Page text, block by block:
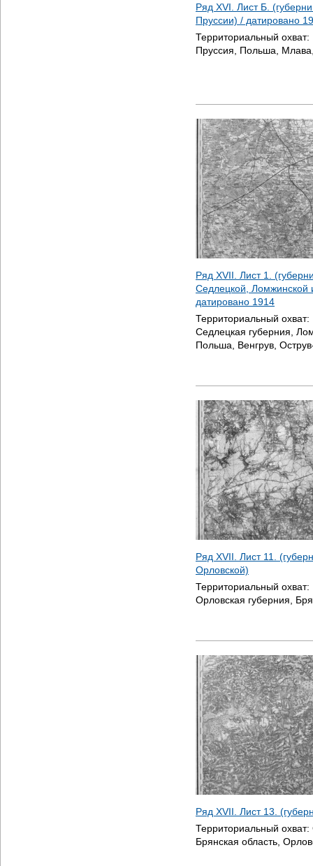
Ряд XVI. Лист Б.
Пруссии) / датировано
Территориальный охват:
Пруссия, Польша,
Ряд XVII. Лист 1.
Седлецкой, Ломжинской
датировано 1914
Территориальный охват:
Седлецкая губерния,
Польша, Венгрув,
Ряд XVII. Лист 11.
Орловской)
Территориальный охват:
Орловская губерния,
Ряд XVII. Лист 13.
Территориальный охват:
Брянская область,